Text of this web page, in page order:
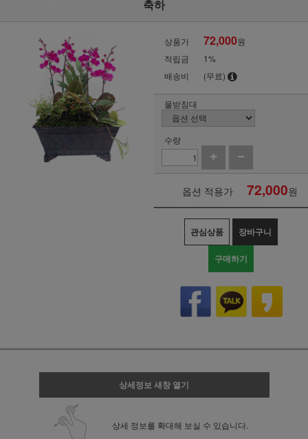
축하
상품가 72,000원
적립금
1%
배송비
(무료)
물받침대
수량
옵션 적용가 72,000원
관심상품 장바구니
구매하기
상세정보 새창 열기
상세 정보를 확대해 보실 수 있습니다.